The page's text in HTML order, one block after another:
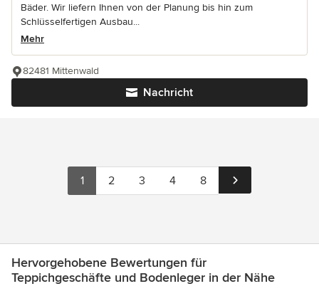
Bäder. Wir liefern Ihnen von der Planung bis hin zum
Schlüsselfertigen Ausbau...
Mehr
Nachricht
82481 Mittenwald
1 2 3 4 8
Hervorgehobene Bewertungen für
Teppichgeschäfte und Bodenleger in der Nähe